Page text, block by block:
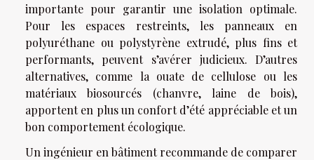
importante pour garantir une isolation optimale.
Pour les espaces restreints, les panneaux en
polyuréthane ou polystyrène extrudé, plus fins et
performants, peuvent s’avérer judicieux. D’autres
alternatives, comme la ouate de cellulose ou les
matériaux biosourcés (chanvre, laine de bois),
apportent en plus un confort d’été appréciable et un
bon comportement écologique.
Un ingénieur en bâtiment recommande de comparer